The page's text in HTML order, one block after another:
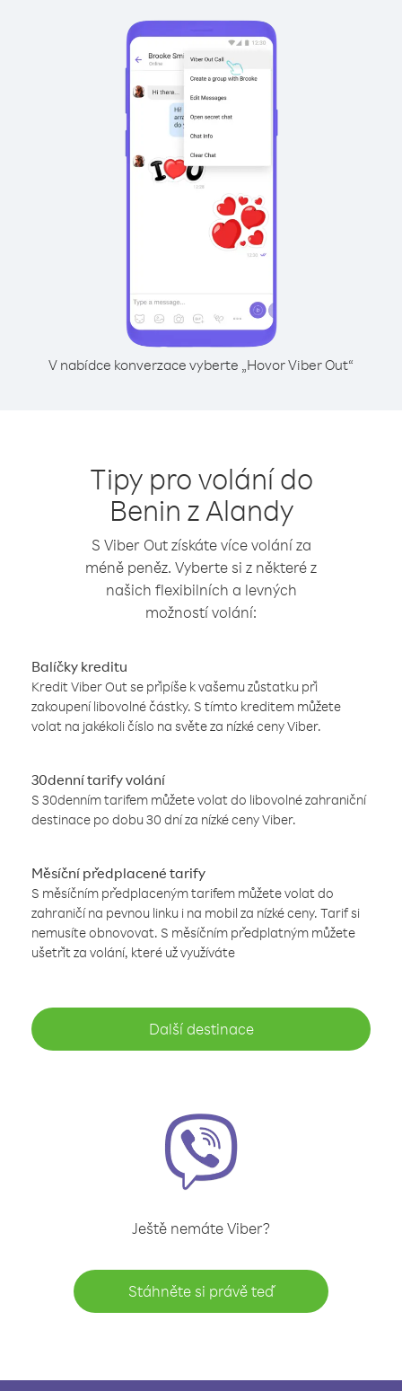
V nabídce konverzace vyberte „Hovor Viber Out“
Tipy pro volání do
Benin z Alandy
S Viber Out získáte více volání za
méně peněz. Vyberte si z některé z
našich flexibilních a levných
možností volání:
Balíčky kreditu
Kredit Viber Out se připíše k vašemu zůstatku při
zakoupení libovolné částky. S tímto kreditem můžete
volat na jakékoli číslo na světe za nízké ceny Viber.
30denní tarify volání
S 30denním tarifem můžete volat do libovolné zahraniční
destinace po dobu 30 dní za nízké ceny Viber.
Měsíční předplacené tarify
S měsíčním předplaceným tarifem můžete volat do
zahraničí na pevnou linku i na mobil za nízké ceny. Tarif si
nemusíte obnovovat. S měsíčním předplatným můžete
ušetřit za volání, které už využíváte
Další destinace
Ještě nemáte Viber?
Stáhněte si právě teď